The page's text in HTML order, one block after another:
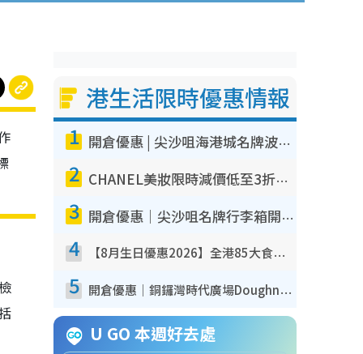
港生活限時優惠情報
1 開倉優惠 | 尖沙咀海港城名牌波鞋開倉低至1折！On鞋$899起／Joy&Peace鞋履$98起
2 CHANEL美妝限時減價低至3折！人氣粉底/唇膏/精華液低至$275！COCO香水都有平
3 開倉優惠｜尖沙咀名牌行李箱開倉低至4折！一連5日 American Tourister/ace./Hallmark $200起！
4 【8月生日優惠2026】全港85大食買玩著數攻略 自助餐/火鍋放題同行免費＋誠品/DONKI送現金券
5 開倉優惠｜銅鑼灣時代廣場Doughnut/Campo Marzio開倉低至1折！背囊、書包、手袋劈價$200起
U GO 本週好去處